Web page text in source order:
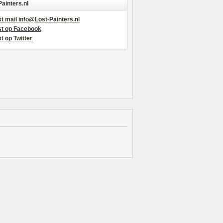
mail info@Lost-Painters.nl
op Facebook
op Twitter